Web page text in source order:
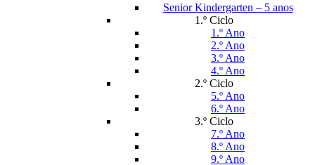
Senior Kindergarten – 5 anos
1.º Ciclo
1.º Ano
2.º Ano
3.º Ano
4.º Ano
2.º Ciclo
5.º Ano
6.º Ano
3.º Ciclo
7.º Ano
8.º Ano
9.º Ano